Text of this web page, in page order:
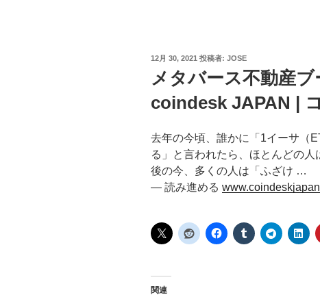
投
日:
12月 30, 2021 投稿者: JOSE
メタバース不動産
coindesk JAPAN |
去年の今頃、誰かに「1イーサ（
る」と言われたら、ほとんどの
後の今、多くの人は「ふざけ …
— 読み進める
関連